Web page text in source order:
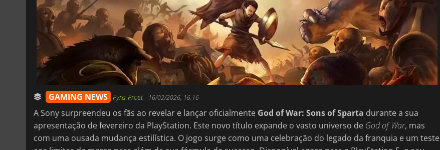
GAMING NEWS Fyra Frost- 16/02/2026, 16:16
A Sony surpreendeu os fãs ao revelar e lançar oficialmente God of War: Sons of Sparta durante a sua
apresentação de fevereiro da PlayStation. Este novo título expande o vasto universo de God of War, mas
com uma ousada mudança estilística. O jogo surge como uma celebração do legado da franquia e um teste